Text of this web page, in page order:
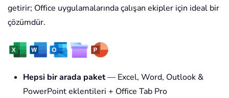
getirir; Office uygulamalarında çalışan ekipler için ideal bir
çözümdür.
Hepsi bir arada paket— Excel, Word, Outlook &
PowerPoint eklentileri + Office Tab Pro